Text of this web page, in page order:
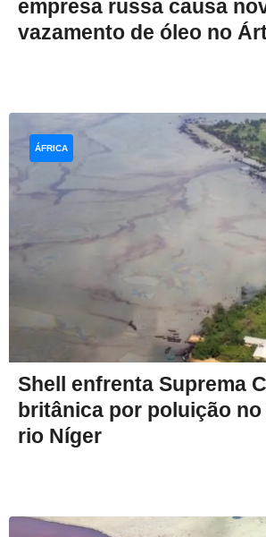
empresa russa causa
vazamento de óleo no
Shell enfrenta Suprema
britânica por poluição
rio Níger
ÁFRICA